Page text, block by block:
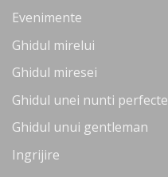
Evenimente
Ghidul mirelui
Ghidul miresei
Ghidul unei nunti perfecte
Ghidul unui gentleman
Ingrijire